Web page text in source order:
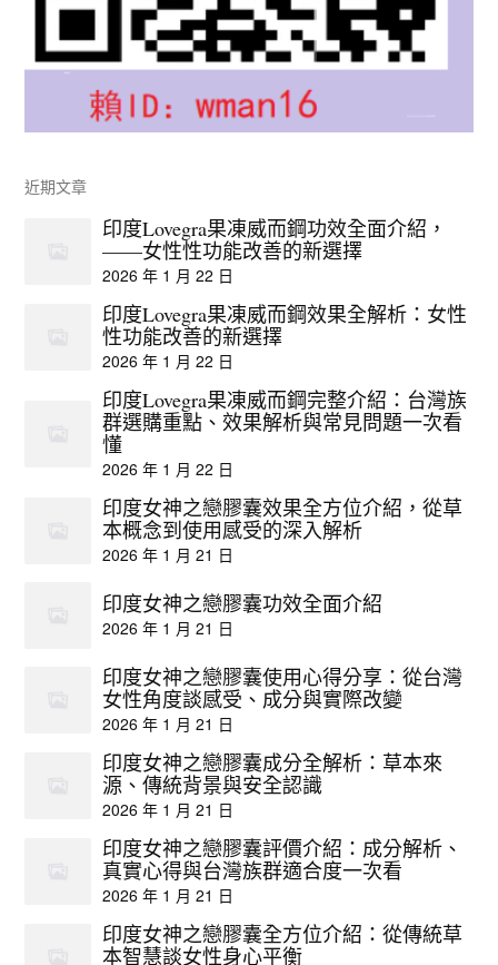
近期文章
印度Lovegra果凍威而鋼功效全面介紹，
——女性性功能改善的新選擇
2026 年 1 月 22 日
印度Lovegra果凍威而鋼效果全解析：女性
性功能改善的新選擇
2026 年 1 月 22 日
印度Lovegra果凍威而鋼完整介紹：台灣族
群選購重點、效果解析與常見問題一次看
懂
2026 年 1 月 22 日
印度女神之戀膠囊效果全方位介紹，從草
本概念到使用感受的深入解析
2026 年 1 月 21 日
印度女神之戀膠囊功效全面介紹
2026 年 1 月 21 日
印度女神之戀膠囊使用心得分享：從台灣
女性角度談感受、成分與實際改變
2026 年 1 月 21 日
印度女神之戀膠囊成分全解析：草本來
源、傳統背景與安全認識
2026 年 1 月 21 日
印度女神之戀膠囊評價介紹：成分解析、
真實心得與台灣族群適合度一次看
2026 年 1 月 21 日
印度女神之戀膠囊全方位介紹：從傳統草
本智慧談女性身心平衡